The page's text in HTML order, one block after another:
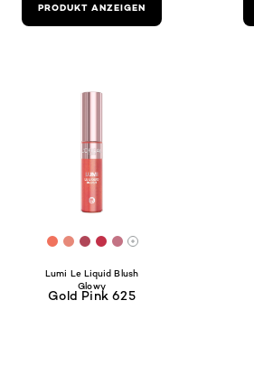
PRODUKT ANZEIGEN
[Color]: #F0725D
[Color]: #E78979
[Color]: #B04658
[Color]: #C23048
[Color]: #C37384
More shades are
Lumi Le Liquid Blush
Glowy
Gold Pink 625